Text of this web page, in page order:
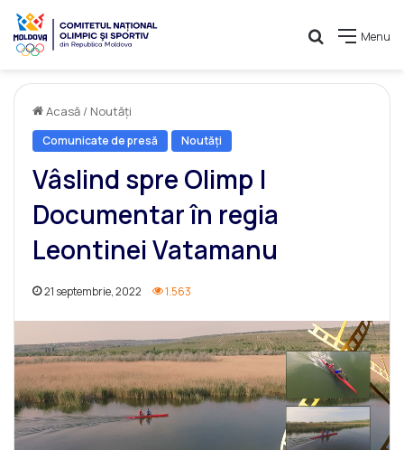
Menu
Caută
Acasă / Noutăți
Comunicate de presă Noutăți
Vâslind spre Olimp |
Documentar în regia
Leontinei Vatamanu
21 septembrie, 2022 1.563